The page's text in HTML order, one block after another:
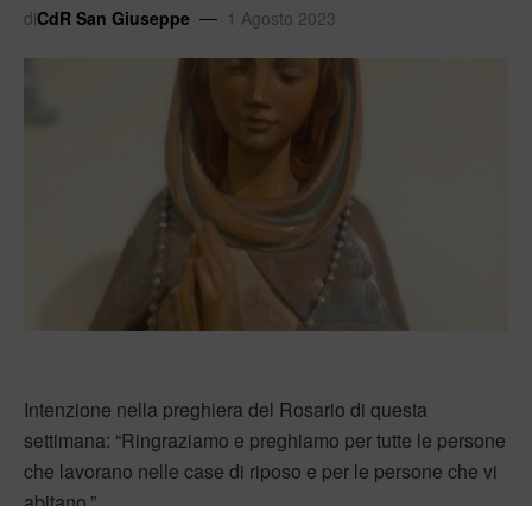
diCdR San Giuseppe 1 Agosto 2023
Intenzione nella preghiera del Rosario di questa
settimana: “Ringraziamo e preghiamo per tutte le persone
che lavorano nelle case di riposo e per le persone che vi